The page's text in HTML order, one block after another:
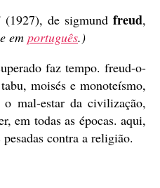
(1927), de sigmund freud,
em português.)
faz tempo. freud-o-
moisés e monoteísmo,
mal-estar da civilização,
em todas as épocas. aqui,
contra a religião.